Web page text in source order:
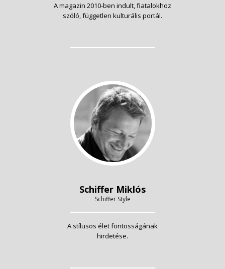
A magazin 2010-ben indult, fiatalokhoz
szóló, független kulturális portál.
Schiffer Miklós
Schiffer Style
A stílusos élet fontosságának
hirdetése.